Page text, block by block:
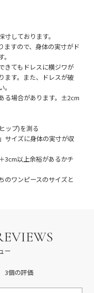
しております。
ますので、身体の実寸がド
きてもドレスに横ジワが
ます。また、ドレスが破
る場合があります。±2cm
ップ)を測る
サイズに身体の実寸が収
3cm以上余裕があるかチ
のワンピースのサイズと
ー
3個の評価